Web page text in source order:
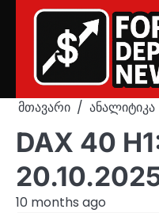
მთავარი ანალიტიკა
DAX 40
10 months ago